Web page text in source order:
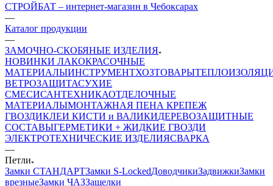
СТРОЙБАТ – интернет-магазин в Чебоксарах
—
Каталог продукции
—
ЗАМОЧНО-СКОБЯНЫЕ ИЗДЕЛИЯ
НОВИНКИ ЛАКОКРАСОЧНЫЕ
МАТЕРИАЛЫИНСТРУМЕНТХОЗТОВАРЫ
ВЕТРОЗАЩИТАСУХИЕ
СМЕСИСАНТЕХНИКАОТДЕЛОЧНЫЕ
МАТЕРИАЛЫМОНТАЖНАЯ ПЕНА КРЕПЕЖ
ГВОЗДИКЛЕИ КИСТИ и ВАЛИКИДЕРЕВОЗАЩИТНЫЕ
СОСТАВЫГЕРМЕТИКИ + ЖИДКИЕ ГВОЗДИ
ЭЛЕКТРОТЕХНИЧЕСКИЕ ИЗДЕЛИЯСВАРКА
—
Петли
Замки СТАНДАРТЗамки S-LockedДоводчикиЗадвижкиЗамки
врезныеЗамки ЧАЗЗащелки